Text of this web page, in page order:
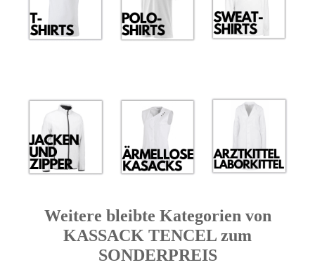
Weitere bleibte Kategorien von
KASSACK TENCEL zum
SONDERPREIS